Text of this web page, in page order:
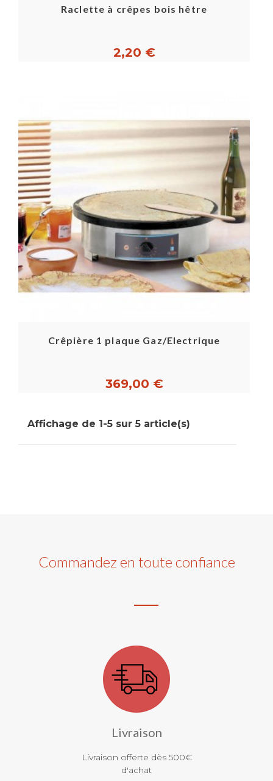
Raclette à crêpes bois hêtre
2,20 €
Crêpière 1 plaque Gaz/Electrique
369,00 €
Affichage de 1-5 sur 5 article(s)
Commandez en toute confiance
Livraison
Livraison offerte dès 500€
d'achat